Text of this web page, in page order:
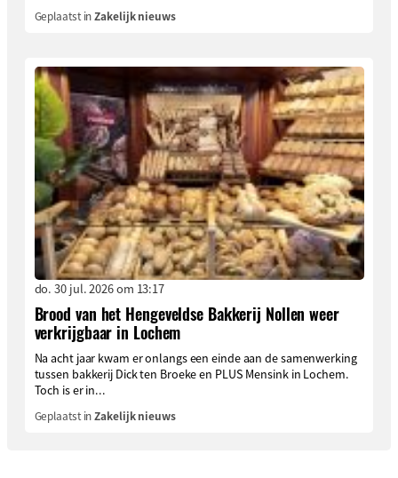
Geplaatst inZakelijk nieuws
do. 30 jul. 2026 om 13:17
Brood van het Hengeveldse Bakkerij Nollen weer
verkrijgbaar in Lochem
Na acht jaar kwam er onlangs een einde aan de samenwerking
tussen bakkerij Dick ten Broeke en PLUS Mensink in Lochem.
Toch is er in...
Geplaatst inZakelijk nieuws